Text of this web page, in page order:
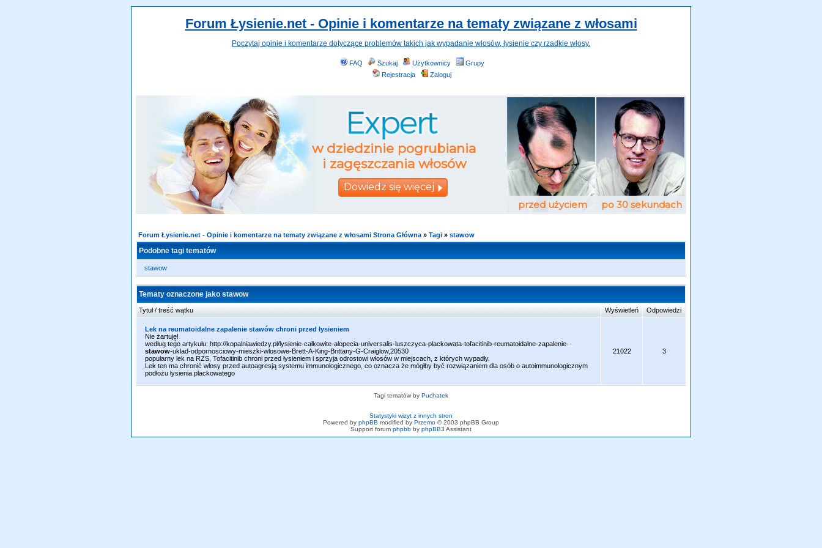
Forum Łysienie.net - Opinie i komentarze na tematy związane z włosami
Poczytaj opinie i komentarze dotyczące problemów takich jak wypadanie włosów, łysienie czy rzadkie włosy.
FAQ Szukaj Użytkownicy
Grupy
Rejestracja
Zaloguj
Forum Łysienie.net - Opinie i komentarze na tematy związane z włosami Strona Główna » Tagi » stawow
Podobne tagi tematów
stawow
Tematy oznaczone jako stawow
Tytuł / treść wątku Wyświetleń Odpowiedzi
Lek na reumatoidalne zapalenie stawów chroni przed łysieniem
Nie żartuję!
według tego artykułu: http://kopalniawiedzy.pl/lysienie-calkowite-alopecia-universalis-luszczyca-plackowata-tofacitinib-reumatoidalne-zapalenie-
stawow-uklad-odpornosciowy-mieszki-wlosowe-Brett-A-King-Brittany-G-Craiglow,20530
popularny lek na RZS, Tofacitinib chroni przed łysieniem i sprzyja odrostowi włosów w miejscach, z których wypadły.
Lek ten ma chronić włosy przed autoagresją systemu immunologicznego, co oznacza że mógłby być rozwiązaniem dla osób o autoimmunologicznym
podłożu łysienia plackowatego
21022 3
Tagi tematów by Puchatek
Statystyki wizyt z innych stron
Powered by phpBB modified by Przemo © 2003 phpBB Group
Support forum phpbb by phpBB3 Assistant